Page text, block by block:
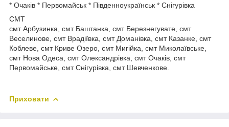
* Очаків * Первомайськ * Південноукраїнськ * Снігурівка
СМТ
смт Арбузинка, смт Баштанка, смт Березнегувате, смт
Веселинове, смт Врадіївка, смт Доманівка, смт Казанке, смт
Коблеве, смт Криве Озеро, смт Мигійка, смт Миколаївське,
смт Нова Одеса, смт Олександрівка, смт Очаків, смт
Первомайське, смт Снігурівка, смт Шевченкове.
Приховати